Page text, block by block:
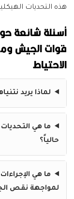
هذه التحديات
أسئلة شائعة
قوات الجيش
الاحتياط
لماذا يريد
ما هي
حالياً؟
ما هي
لمواجهة نقص